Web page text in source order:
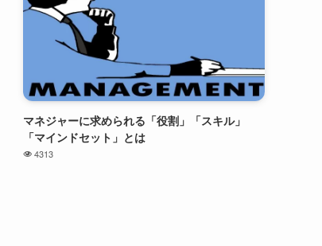
マネジャーに求められる「役割」「スキル」
「マインドセット」とは
4313